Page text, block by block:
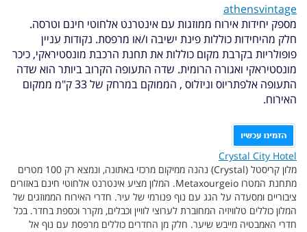
athensvintage
מספק יחידות אירוח ממוזגות עם אינטרנט אלחוטי חינם וטרסה.
חלק מהיחידות כוללות פינת ישיבה ו/או מרפסת. נקודות עניין
פופולריות בקרבת מקום כוללות את תחנת הרכבת מונסטיראקי, כיכר
מונסטיראקי ואגורה הרומית. שדה התעופה הקרוב ביותר הוא שדה
התעופה אלפתריוס וניזלוס , הממוקם במרחק של 33 ק"מ ממקום
האירוח.
Crystal City Hotel
מלון קריסטל (Crystal) נהנה ממיקום מרכזי באתונה, ונמצא רק 100 מטרים
מתחנת המטרו Metaxourgeio. המלון מציע אינטרנט אלחוטי חינם באזורים
ציבוריים ומסעדה על הגג עם נוף פנורמי של עיר. חדרי האירוח הממוזגים של
המלון כוללים טלוויזיה המחוברת לערוצי לוויין וכבלים, מקרר וכספת בחדר. בכל
חדרי האמבטיה מייבש שיער. חלק מן החדרים כוללים מרפסת עם נוף אל